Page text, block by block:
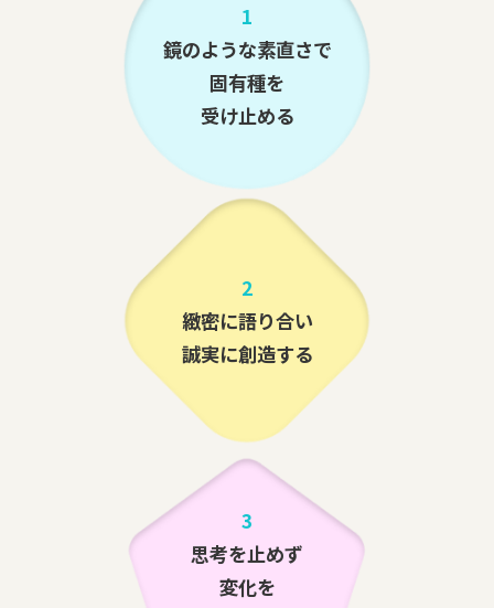
1
鏡のような素直さで
固有種を
受け止める
2
緻密に語り合い
誠実に創造する
3
思考を止めず
変化を